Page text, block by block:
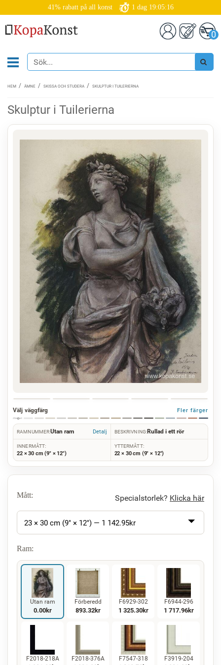
41% rabatt på all konst 1 dag 19:05:15
0
HEM ÄMNE SKISSA OCH STUDERA SKULPTUR I TUILERIERNA
Skulptur i Tuilerierna
Välj väggfärg Fler färger
RAMNUMMER:Utan ram Detalj BESKRIVNING:Rullad i ett rör
INNERMÅTT:
22 × 30 cm (9" × 12")
YTTERMÅTT:
22 × 30 cm (9" × 12")
Mått: Specialstorlek? Klicka här
23 × 30 cm (9" × 12") — 1 142.95kr
Ram:
Utan ram
0.00kr
Förberedd
893.32kr
F6929-302
1 325.30kr
F6944-296
1 717.96kr
F2018-218A F2018-376A F7547-318 F3919-204